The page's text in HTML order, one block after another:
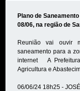
Plano de
08/06, na região de
Reunião vai ouvir
saneamento para a
internet A
Agricultura e
06/06/24 18h25 -